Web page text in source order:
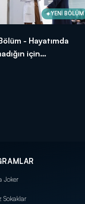
YENİ BÖLÜM
- Hayatımda
için
Joker
Sokaklar